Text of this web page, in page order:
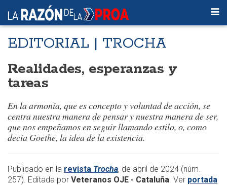
EDITORIAL | TROCHA
Realidades, esperanzas y
tareas
En la armonía, que es concepto y voluntad de acción, se
centra nuestra manera de pensar y nuestra manera de ser,
que nos empeñamos en seguir llamando estilo, o, como
decía Goethe, la idea de la existencia.
Publicado en la revista Trocha, de abril de 2024 (núm.
257). Editada por Veteranos OJE - Cataluña. Ver portada